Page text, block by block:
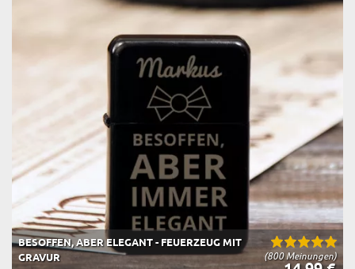
(800 Meinungen)
BESOFFEN, ABER ELEGANT - FEUERZEUG MIT
GRAVUR